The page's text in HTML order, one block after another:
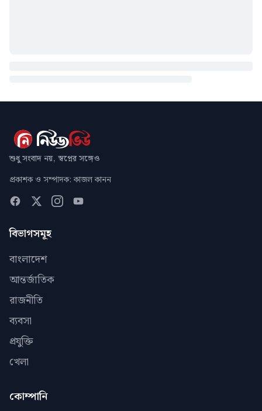
শুধু সংবাদ নয়, স্বপ্নের সঙ্গেও
প্রকাশক ও সম্পাদক: কাজল কানন
বিভাগসমূহ
বাংলাদেশ
আন্তর্জাতিক
রাজনীতি
ব্যবসা
প্রযুক্তি
খেলা
কোম্পানি